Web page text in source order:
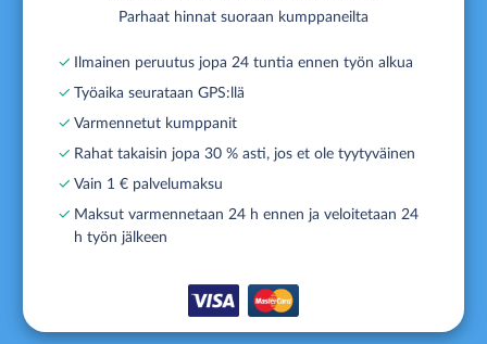
Parhaat hinnat suoraan kumppaneilta
✓
Ilmainen peruutus jopa 24 tuntia ennen työn alkua
✓ Työaika seurataan GPS:llä
✓ Varmennetut kumppanit
✓ Rahat takaisin jopa 30 % asti, jos et ole tyytyväinen
✓ Vain 1 € palvelumaksu
✓ Maksut varmennetaan 24 h ennen ja veloitetaan 24
h työn jälkeen